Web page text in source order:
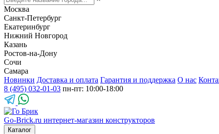
Москва
Санкт-Петербург
Екатеринбург
Нижний Новгород
Казань
Ростов-на-Дону
Сочи
Самара
Новинки Доставка и оплата Гарантия и поддержка О нас
8 (495) 032-01-03 пн-пт: 10:00-18:00
Go-Brick.ru интернет-магазин конструкторов
Каталог